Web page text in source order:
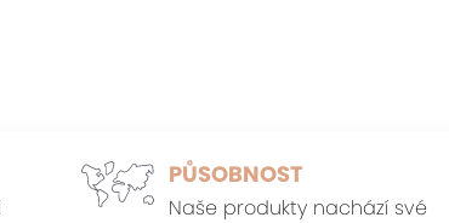
PŮSOBNOST
Naše produkty nachází své